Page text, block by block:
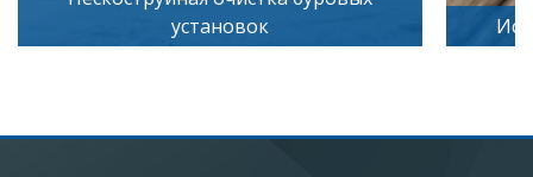
Искусственное старение дерева